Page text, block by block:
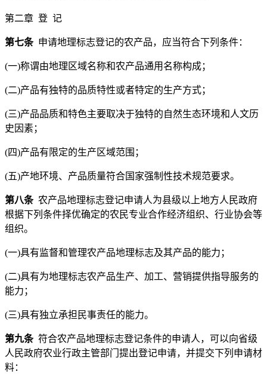
第二章 登 记
第七条申请地理标志登记的农产品，应当符合下列条件：
(一)称谓由地理区域名称和农产品通用名称构成；
(二)产品有独特的品质特性或者特定的生产方式；
(三)产品品质和特色主要取决于独特的自然生态环境和人文历
史因素；
(四)产品有限定的生产区域范围；
(五)产地环境、产品质量符合国家强制性技术规范要求。
第八条农产品地理标志登记申请人为县级以上地方人民政府
根据下列条件择优确定的农民专业合作经济组织、行业协会等
组织。
(一)具有监督和管理农产品地理标志及其产品的能力；
(二)具有为地理标志农产品生产、加工、营销提供指导服务的
能力；
(三)具有独立承担民事责任的能力。
第九条符合农产品地理标志登记条件的申请人，可以向省级
人民政府农业行政主管部门提出登记申请，并提交下列申请材
料：